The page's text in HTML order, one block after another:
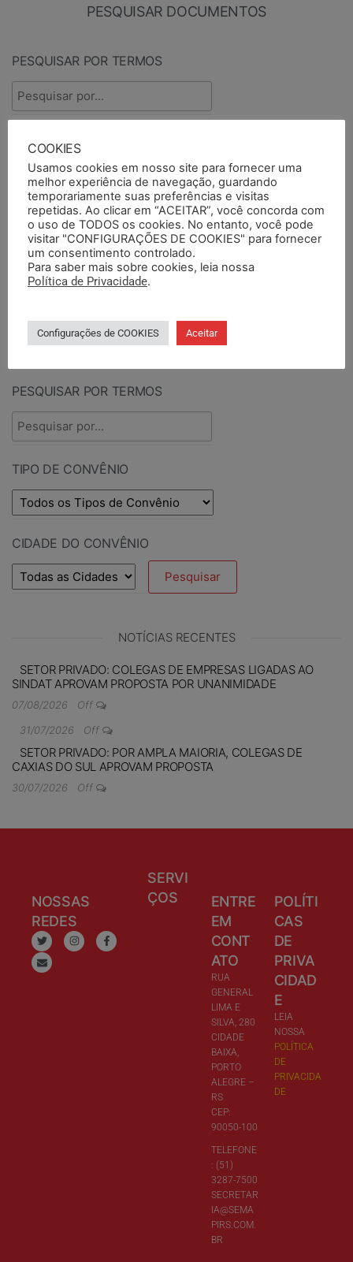
PESQUISAR DOCUMENTOS
PESQUISAR POR TERMOS
TIPO DE DOCUMENTO PUBLICADOS ENTRE
PESQUISAR CONVÊNIO
PESQUISAR POR TERMOS
TIPO DE CONVÊNIO
CIDADE DO CONVÊNIO
NOTÍCIAS RECENTES
SETOR PRIVADO: COLEGAS DE EMPRESAS LIGADAS AO
SINDAT APROVAM PROPOSTA POR UNANIMIDADE
07/08/2026
Off
31/07/2026
Off
SETOR PRIVADO: POR AMPLA MAIORIA, COLEGAS DE
CAXIAS DO SUL APROVAM PROPOSTA
30/07/2026 Off
NOSSAS
REDES
SERVI
ÇOS
ENTRE
EM
CONT
ATO
RUA
GENERAL
LIMA E
SILVA, 280
CIDADE
BAIXA,
PORTO
ALEGRE –
RS
CEP:
90050-100
TELEFONE
: (51)
3287-7500
SECRETAR
IA@SEMA
PIRS.COM.
BR
POLÍTI
CAS
DE
PRIVA
CIDAD
E
LEIA
NOSSA
POLÍTICA
DE
PRIVACIDA
DE
COOKIES
Usamos cookies em nosso site para fornecer uma
melhor experiência de navegação, guardando
temporariamente suas preferências e visitas
repetidas. Ao clicar em “ACEITAR”, você concorda com
o uso de TODOS os cookies. No entanto, você pode
visitar "CONFIGURAÇÕES DE COOKIES" para fornecer
um consentimento controlado.
Para saber mais sobre cookies, leia nossa
Política de Privacidade.
Configurações de COOKIES Aceitar